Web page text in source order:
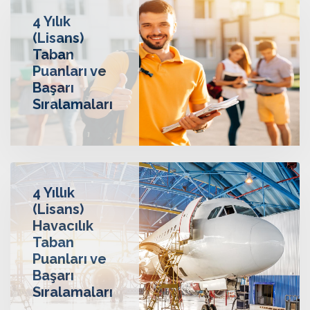
4 Yılık
(Lisans)
Taban
Puanları ve
Başarı
Sıralamaları
4 Yıllık
(Lisans)
Havacılık
Taban
Puanları ve
Başarı
Sıralamaları